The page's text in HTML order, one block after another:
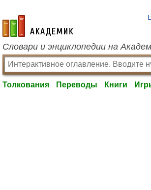
academic.ru
Словари и энциклопедии на
Толкования Переводы Книги